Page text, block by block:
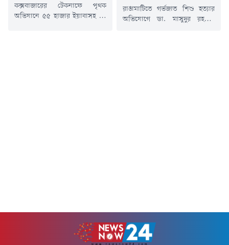
কক্সবাজারের টেকনাফে পৃথক
অভিযানে ৫৫ হাজার ইয়াবাসহ দুই
রাঙামাটিতে গর্ভজাত শিশু হত্যার
অভিযোগে ডা. মাসুদুর রহমান